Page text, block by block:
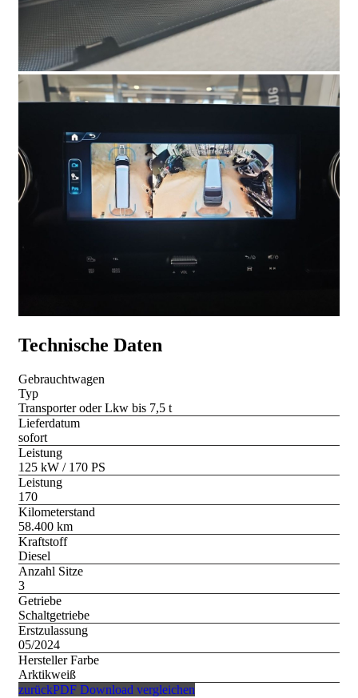
Technische Daten
Gebrauchtwagen
Typ
Transporter oder Lkw bis 7,5 t
Lieferdatum
sofort
Leistung
125 kW / 170 PS
Leistung
170
Kilometerstand
58.400 km
Kraftstoff
Diesel
Anzahl Sitze
3
Getriebe
Schaltgetriebe
Erstzulassung
05/2024
Hersteller Farbe
Arktikweiß
zurückPDF Download vergleichen